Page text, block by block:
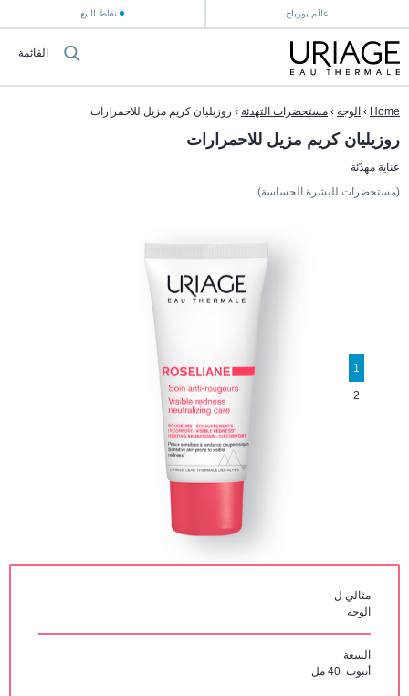
عالم يورياج نقاط البيع
القائمة
Home
› الوجه › مستحضرات التهدئة › روزيليان كريم مزيل للاحمرارات
روزيليان كريم مزيل للاحمرارات
عناية مهدّئة
(مستحضرات للبشرة الحساسة)
1
2
مثالي ل
الوجه
السعة
أنبوب 40 مل